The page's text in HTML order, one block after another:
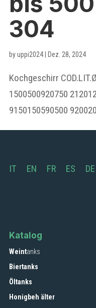
304
byuppi2024|Dez. 28, 2024
Kochgeschirr
1500500920750
9150150590500
IT EN FR ES DE
Katalog
Weintanks
Biertanks
Öltanks
Honigbeh älter